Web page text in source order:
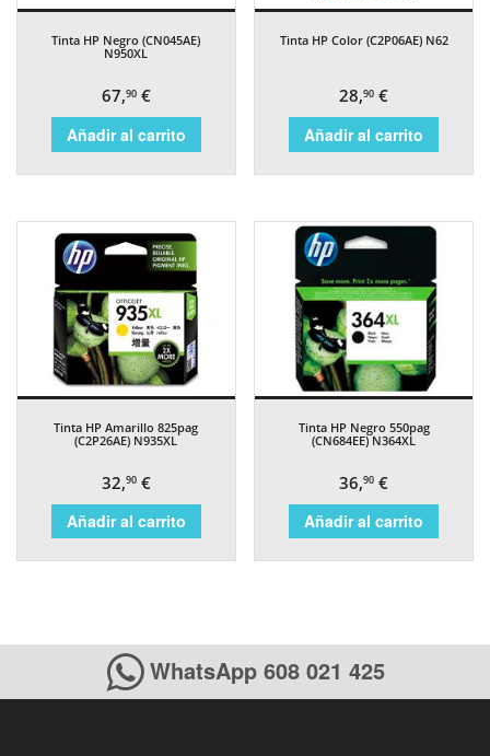
Tinta HP Negro (CN045AE)
N950XL
67,90€
Añadir al carrito
Tinta HP Color (C2P06AE) N62
28,90 €
Añadir al carrito
Tinta HP Amarillo 825pag
(C2P26AE) N935XL
32,90€
Añadir al carrito
Tinta HP Negro 550pag
(CN684EE) N364XL
36,90 €
Añadir al carrito
WhatsApp 608 021 425